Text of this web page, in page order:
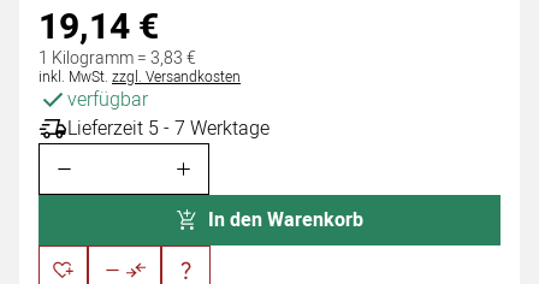
19,14€
1 Kilogramm =3,83€
Steuerhinweis:
inkl. MwSt. zzgl. Versandkosten
verfügbar
Lieferzeit 5 - 7 Werktage
In den Warenkorb